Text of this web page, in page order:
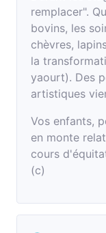
remplacer".
bovins, les
chèvres,
la
yaourt). Des
artistiques
Vos enfants,
en monte
cours
(c)